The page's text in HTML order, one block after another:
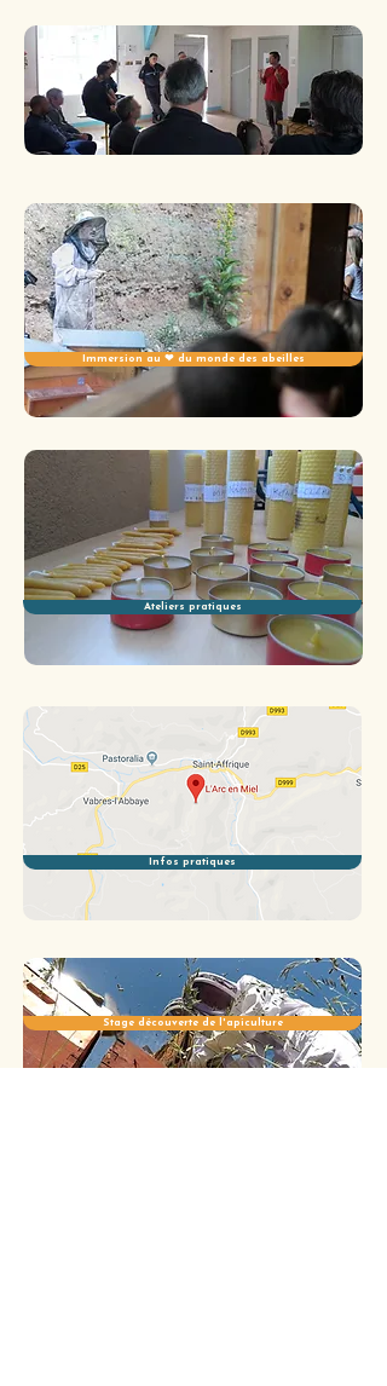
Immersion au ❤ du monde des abeilles
Ateliers pratiques
Infos pratiques
Stage découverte de l'apiculture